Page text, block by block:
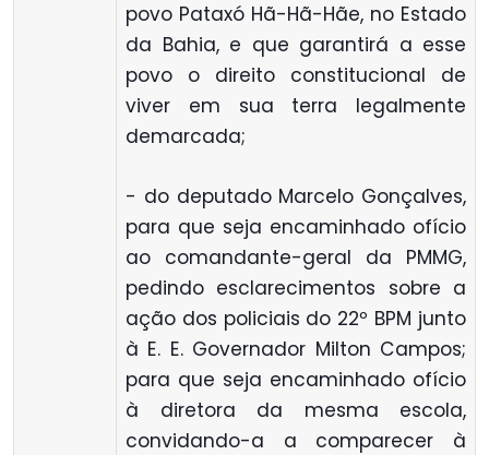
povo Pataxó Hã-Hã-Hãe, no Estado
da Bahia, e que garantirá a esse
povo o direito constitucional de
viver em sua terra legalmente
demarcada;
- do deputado Marcelo Gonçalves,
para que seja encaminhado ofício
ao comandante-geral da PMMG,
pedindo esclarecimentos sobre a
ação dos policiais do 22º BPM junto
à E. E. Governador Milton Campos;
para que seja encaminhado ofício
à diretora da mesma escola,
convidando-a a comparecer à